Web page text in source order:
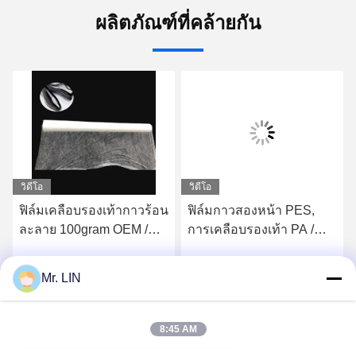
ผลิตภัณฑ์ที่คล้ายกัน
วิดีโอ
ฟิล์มเคลือบรองเท้ากาวร้อน
ละลาย 100gram OEM /
Foam
รับราคาที่ดีที่สุด
วิดีโอ
ฟิล์มกาวสองหน้า PES,
การเคลือบรองเท้า PA /
Mr. LIN
8:45 AM